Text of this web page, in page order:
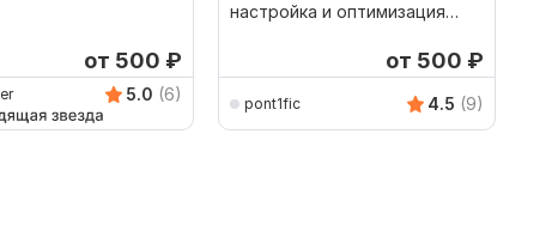
от 500 ₽
5.0 (6)
настройка и оптимизация
от 500 ₽
pont1fic 4.5 (9)